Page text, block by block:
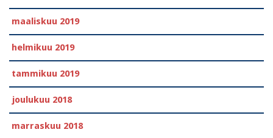
maaliskuu 2019
helmikuu 2019
tammikuu 2019
joulukuu 2018
marraskuu 2018